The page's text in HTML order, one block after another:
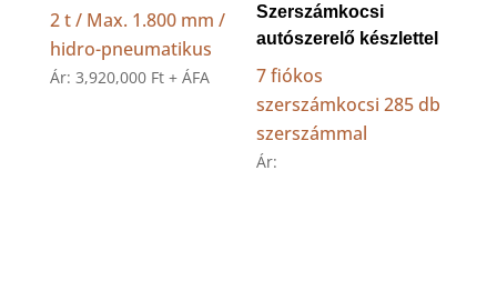
2 t / Max. 1.800 mm /
hidro-pneumatikus
Ár: 3,920,000 Ft + ÁFA
Szerszámkocsi
autószerelő készlettel
7 fiókos
szerszámkocsi 285 db
szerszámmal
Ár: